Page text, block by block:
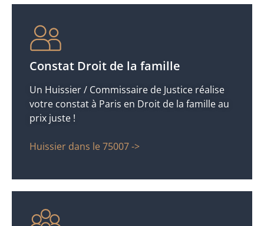
Constat Droit de la famille
Un Huissier / Commissaire de Justice réalise
votre constat à Paris en Droit de la famille au
prix juste !
Huissier dans le 75007 ->